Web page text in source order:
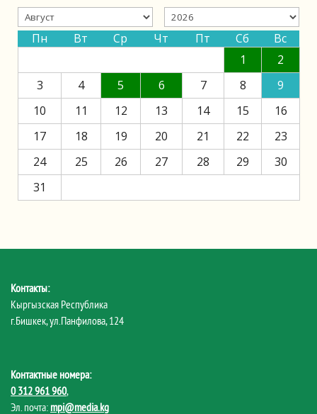
Пн Вт Ср Чт Пт Сб
Вс
1
2
3
4 5 6 7 8
9
10
11 12 13 14 15
16
17
18 19 20 21 22
23
24
25 26 27 28 29
30
31
Контакты:
Кыргызская Республика
г.Бишкек, ул.Панфилова, 124
Контактные номера:
0 312 961 960,
Эл. почта: mpi@media.kg